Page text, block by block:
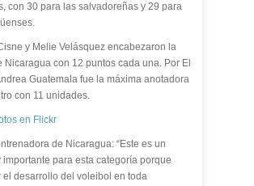
con 30 para las salvadoreñas y 29 para
y Melie Velásquez encabezaron la
Nicaragua con 12 puntos cada una. Por El
Guatemala fue la máxima anotadora
con 11 unidades.
en Flickr
de Nicaragua: “Este es un
importante para esta categoría porque
el desarrollo del voleibol en toda